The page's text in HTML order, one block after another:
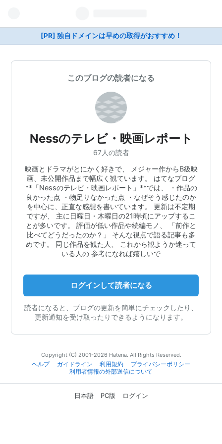
[PR] 独自ドメインは早めの取得がおすすめ！
このブログの読者になる
Nessのテレビ・映画レポート
67人の読者
映画とドラマがとにかく好きで、 メジャー作からB級映
画、未公開作品まで幅広く観ています。 はてなブログ
**「Nessのテレビ・映画レポート」**では、 ・作品の
良かった点 ・物足りなかった点 ・なぜそう感じたのか
を中心に、正直な感想を書いています。 更新は不定期
ですが、 主に日曜日・木曜日の21時頃にアップするこ
とが多いです。 評価が低い作品や続編モノ、 「前作と
比べてどうだったのか？」 そんな視点で語る記事も多
めです。 同じ作品を観た人、 これから観ようか迷って
いる人の 参考になれば嬉しいで
ログインして読者になる
読者になると、ブログの更新を簡単にチェックしたり、
更新通知を受け取ったりできるようになります。
Copyright (C) 2001-2026 Hatena. All Rights Reserved.
ヘルプ
ガイドライン 利用規約
プライバシーポリシー
利用者情報の外部送信について
日本語 PC版 ログイン